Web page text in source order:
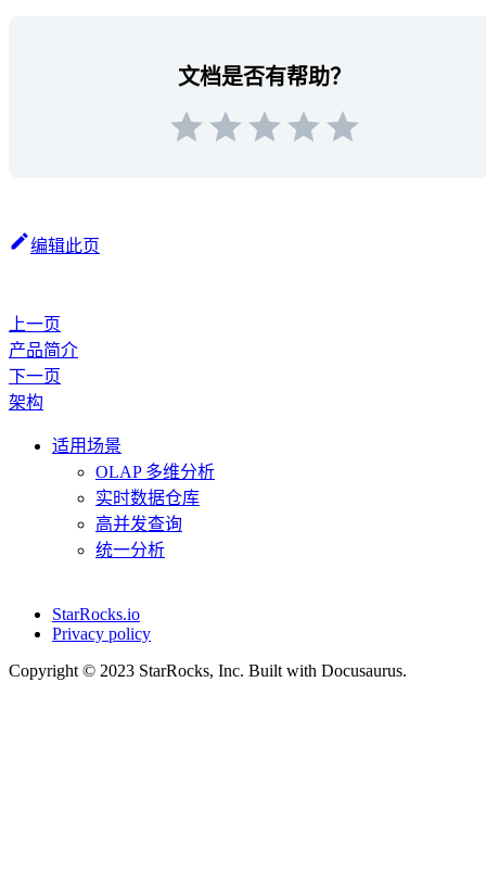
文档是否有帮助？
编辑此页
上一页
产品简介
下一页
架构
适用场景
OLAP 多维分析
实时数据仓库
高并发查询
统一分析
StarRocks.io
Privacy policy
Copyright © 2023 StarRocks, Inc. Built with Docusaurus.